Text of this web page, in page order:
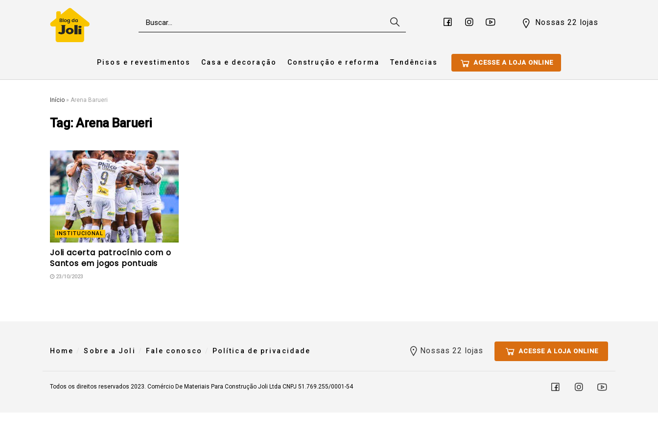
Nossas 22 lojas
Pisos e revestimentos Casa e decoração Construção e reforma Tendências ACESSE A LOJA ONLINE
Início » Arena Barueri
Tag:Arena Barueri
INSTITUCIONAL
Joli acerta patrocínio com o
Santos em jogos pontuais
23/10/2023
Home Sobre a Joli Fale conosco Política de privacidade Nossas 22 lojas ACESSE A LOJA ONLINE
Todos os direitos reservados 2023. Comércio De Materiais Para Construção Joli Ltda CNPJ 51.769.255/0001-54